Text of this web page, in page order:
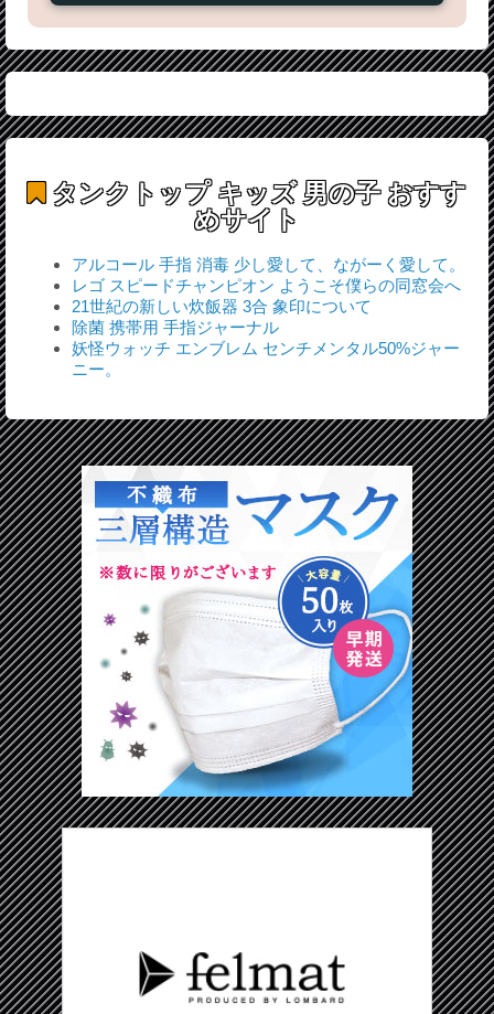
タンクトップ キッズ 男の子おすす
めサイト
アルコール 手指 消毒 少し愛して、ながーく愛して。
レゴ スピードチャンピオン ようこそ僕らの同窓会へ
21世紀の新しい炊飯器 3合 象印について
除菌 携帯用 手指ジャーナル
妖怪ウォッチ エンブレム センチメンタル50%ジャー
ニー。